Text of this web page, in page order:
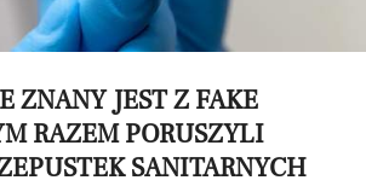
ZNANY JEST Z FAKE
RAZEM PORUSZYLI
SANITARNYCH